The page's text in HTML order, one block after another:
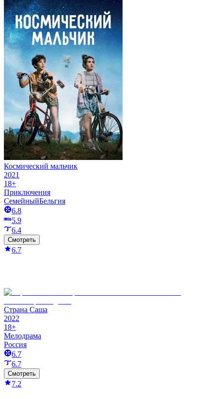
Космический мальчик
2021
18+
Приключения
СемейныйБельгия
6.8
5.9
6.4
Смотреть
6.7
Страна Саша
2022
18+
Мелодрама
Россия
6.7
6.7
Смотреть
7.2